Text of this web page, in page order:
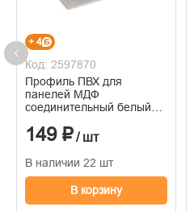
+ 4
Код: 2597870
Профиль ПВХ для
панелей МДФ
соединительный белый
149 ₽/ шт
В наличии 22 шт
В корзину